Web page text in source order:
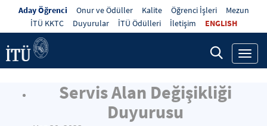
Aday Öğrenci Onur ve Ödüller Kalite Öğrenci İşleri
Mezun
İTÜ KKTC
Duyurular İTÜ Ödülleri İletişim ENGLISH
Servis Alan Değişikliği
Duyurusu